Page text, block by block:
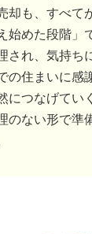
却も、すべて
始めた段階」
され、気持ち
の住まいに感
につなげてい
のない形で準